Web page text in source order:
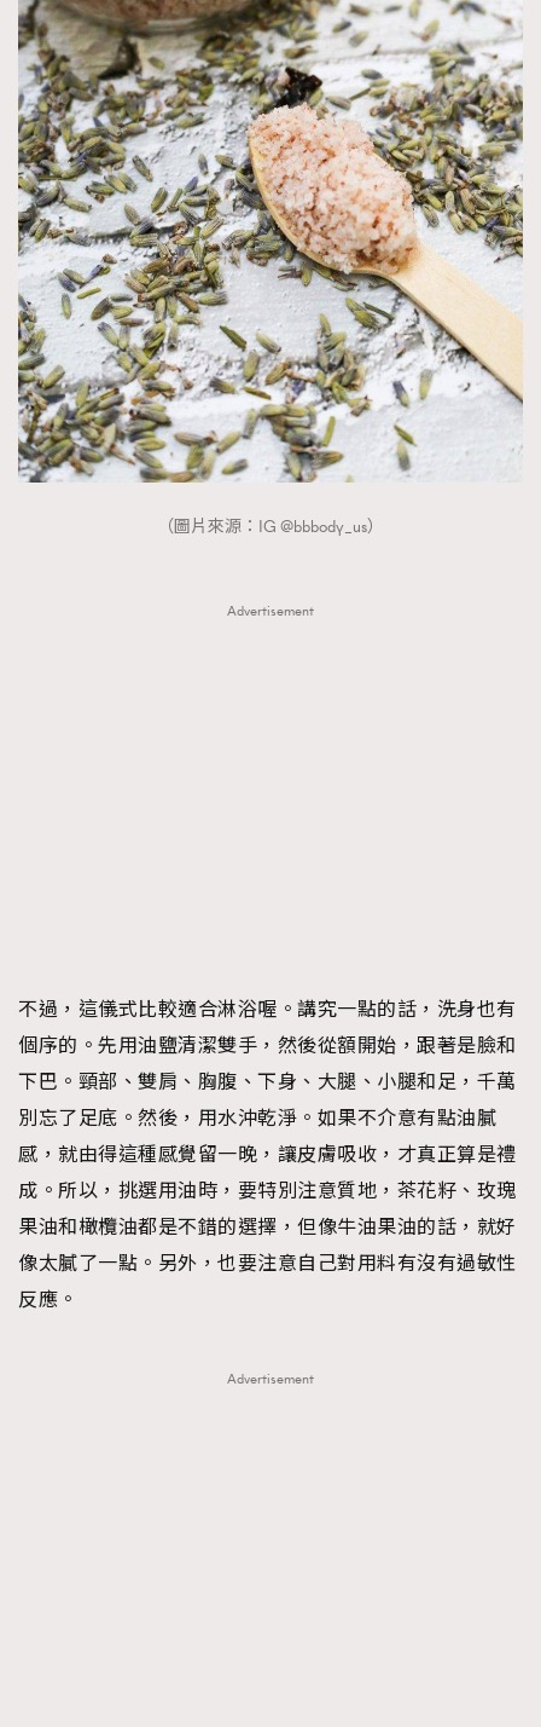
（圖片來源：IG @bbbody_us）
Advertisement
不過，這儀式比較適合淋浴喔。講究一點的話，洗身也有
個序的。先用油鹽清潔雙手，然後從額開始，跟著是臉和
下巴。頸部、雙肩、胸腹、下身、大腿、小腿和足，千萬
別忘了足底。然後，用水沖乾淨。如果不介意有點油膩
感，就由得這種感覺留一晚，讓皮膚吸收，才真正算是禮
成。所以，挑選用油時，要特別注意質地，茶花籽、玫瑰
果油和橄欖油都是不錯的選擇，但像牛油果油的話，就好
像太膩了一點。另外，也要注意自己對用料有沒有過敏性
反應。
Advertisement